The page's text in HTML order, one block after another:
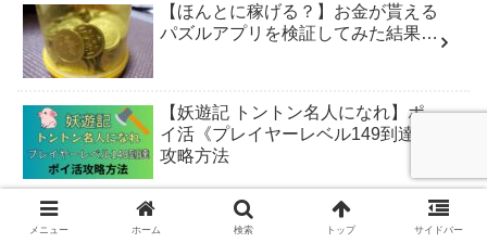
【ほんとに稼げる？】お金が貰える
パズルアプリを検証してみた結果…
【妖遊記 トントン名人になれ】ポ
イ活《プレイヤーレベル149到達》
攻略方法
【コピペ可能】SEOに効く！記事の
装飾スタイル例
メニュー ホーム 検索 トップ サイドバー